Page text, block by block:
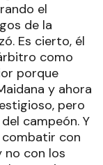
el
de la
Es cierto, él
como
porque
y ahora
pero
campeón. Y
combatir con
no con los